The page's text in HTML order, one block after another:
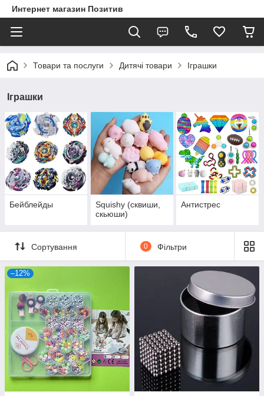
Интернет магазин Позитив
Товари та послуги Дитячі товари Іграшки
Іграшки
Бейблейды
Squishy (сквиши,
скьюши)
Антистрес
Сортування 0 Фільтри
–12%